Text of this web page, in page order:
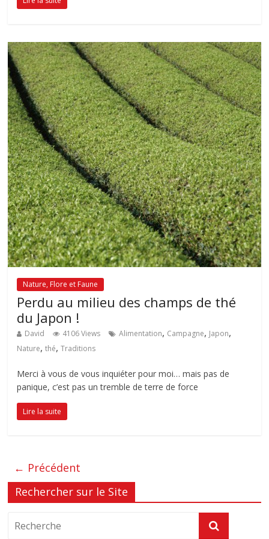
Nature, Flore et Faune
Perdu au milieu des champs de thé
du Japon !
David 4106 Views Alimentation, Campagne, Japon,
Nature,thé,Traditions
Merci à vous de vous inquiéter pour moi… mais pas de
panique, c’est pas un tremble de terre de force
Lire la suite
← Précédent
Rechercher sur le Site